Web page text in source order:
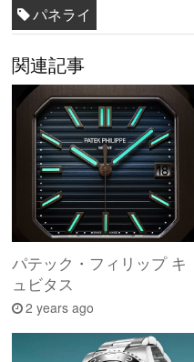
パネライ
関連記事
パテック・フィリップ キ
ュビタス
2 years ago